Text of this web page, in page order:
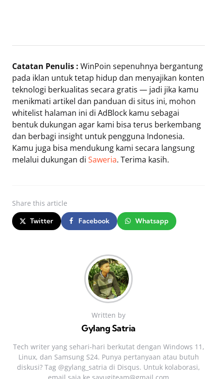
Catatan Penulis : WinPoin sepenuhnya bergantung
pada iklan untuk tetap hidup dan menyajikan konten
teknologi berkualitas secara gratis — jadi jika kamu
menikmati artikel dan panduan di situs ini, mohon
whitelist halaman ini di AdBlock kamu sebagai
bentuk dukungan agar kami bisa terus berkembang
dan berbagi insight untuk pengguna Indonesia.
Kamu juga bisa mendukung kami secara langsung
melalui dukungan di Saweria. Terima kasih.
Share this article
Twitter Facebook Whatsapp
Written by
Gylang Satria
Tech writer yang sehari‑hari berkutat dengan Windows 11,
Linux, dan Samsung S24. Punya pertanyaan atau butuh
diskusi? Tag @gylang_satria di Disqus. Untuk kolaborasi,